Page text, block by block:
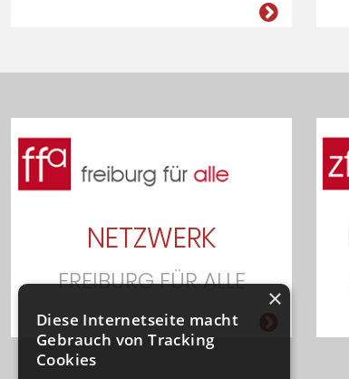
NETZWERK
FREIBURG FÜR ALLE
×
Diese Internetseite macht
Gebrauch von Tracking
Cookies